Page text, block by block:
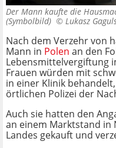
Der Mann kaufte die
(Symbolbild) © Lukasz
Nach dem Verzehr von
Mann in Polen an den
Lebensmittelvergiftung
Frauen würden mit
in einer Klinik
örtlichen Polizei der
Auch sie hatten den
an einem Marktstand in
Landes gekauft und